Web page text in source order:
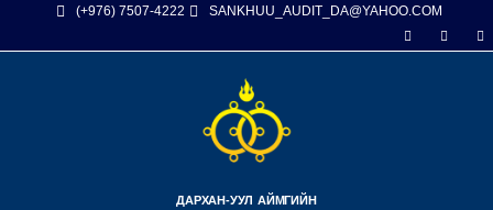
(+976) 7507-4222 SANKHUU_AUDIT_DA@YAHOO.COM
ДАРХАН-УУЛ АЙМГИЙН